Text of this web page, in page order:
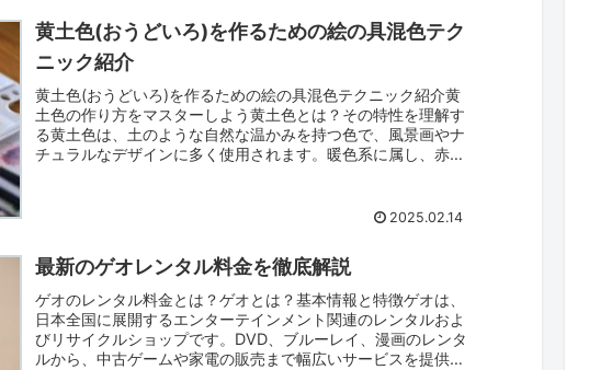
黄土色(おうどいろ)を作るための絵の具混色テク
ニック紹介
黄土色(おうどいろ)を作るための絵の具混色テクニック紹介黄
土色の作り方をマスターしよう黄土色とは？その特性を理解す
る黄土色は、土のような自然な温かみを持つ色で、風景画やナ
チュラルなデザインに多く使用されます。暖色系に属し、赤み
2025.02.14
最新のゲオレンタル料金を徹底解説
ゲオのレンタル料金とは？ゲオとは？基本情報と特徴ゲオは、
日本全国に展開するエンターテインメント関連のレンタルおよ
びリサイクルショップです。DVD、ブルーレイ、漫画のレンタ
ルから、中古ゲームや家電の販売まで幅広いサービスを提供し